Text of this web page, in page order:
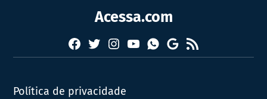
Acessa.com
Facebook
TwitterInstagram
YouTubeWhatsapp
Google
News
RSS
Política de privacidade